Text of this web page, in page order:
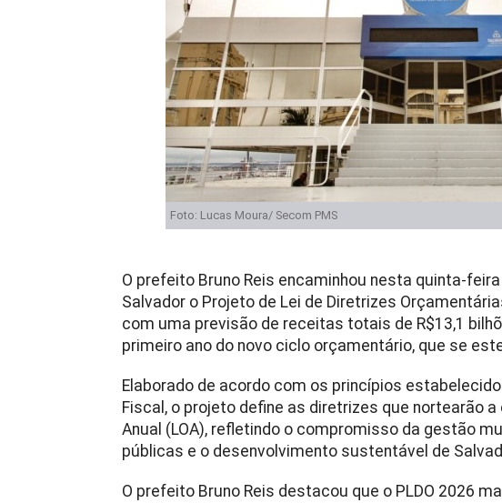
Foto: Lucas Moura/ Secom PMS
O prefeito Bruno Reis encaminhou nesta quinta-
Salvador o Projeto de Lei de Diretrizes
com uma previsão de receitas totais de R$13,1
primeiro ano do novo ciclo orçamentário, que se
Elaborado de acordo com os princípios
Fiscal, o projeto define as diretrizes que nortearão
Anual (LOA), refletindo o compromisso da gestão
públicas e o desenvolvimento sustentável de
O prefeito Bruno Reis destacou que o PLDO 2026